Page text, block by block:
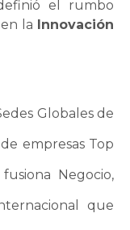
el rumbo
la Innovación
Globales de
empresas Top
Negocio,
que